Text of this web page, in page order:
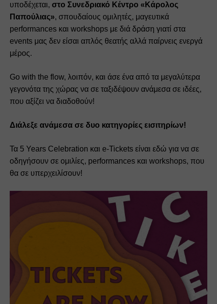
υποδέχεται, στο Συνεδριακό Κέντρο «Κάρολος
Παπούλιας», σπουδαίους ομιλητές, μαγευτικά
performances και workshops με διά δράση γιατί στα
events μας δεν είσαι απλός θεατής αλλά παίρνεις ενεργά
μέρος.
Go with the flow, λοιπόν, και άσε ένα από τα μεγαλύτερα
γεγονότα της χώρας να σε ταξιδέψουν ανάμεσα σε ιδέες,
που αξίζει να διαδοθούν!
Διάλεξε ανάμεσα σε δυο κατηγορίες εισιτηρίων!
Τα 5 Years Celebration και e-Tickets είναι εδώ για να σε
οδηγήσουν σε ομιλίες, performances και workshops, που
θα σε υπερχειλίσουν!